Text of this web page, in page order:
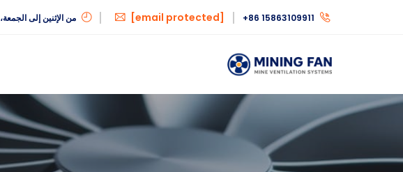
+86 15863109911
[email protected] من الإثنين إلى الجمعة، 9 صباحاً - 5 مساءً